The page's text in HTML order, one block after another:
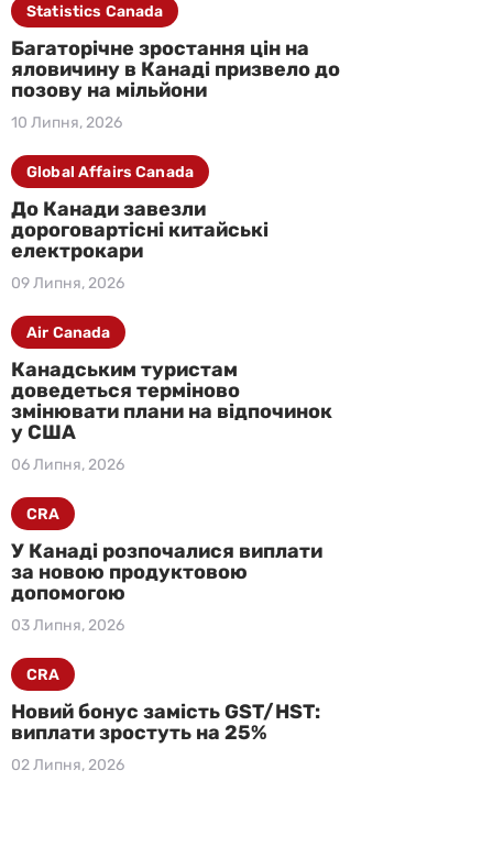
Багаторічне зростання цін на
яловичину в Канаді призвело до
позову на мільйони
10 Липня, 2026
Statistics Canada
До Канади завезли
дороговартісні китайські
електрокари
09 Липня, 2026
Global Affairs Canada
Канадським туристам
доведеться терміново
змінювати плани на відпочинок
у США
06 Липня, 2026
Air Canada
У Канаді розпочалися виплати
за новою продуктовою
допомогою
03 Липня, 2026
CRA
Новий бонус замість GST/HST:
виплати зростуть на 25%
02 Липня, 2026
CRA